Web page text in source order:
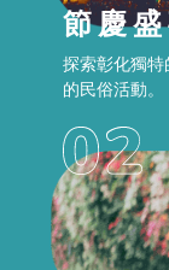
節慶
探索彰化獨
的民俗活動。